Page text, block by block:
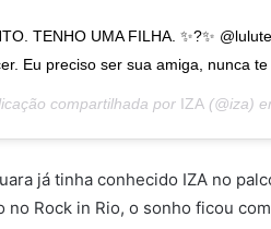
TENHO UMA FILHA. ✨?✨
Eu preciso ser sua amiga, nunca
compartilhada por IZA(@iza)
já tinha conhecido IZA no
no Rock in Rio, o sonho ficou